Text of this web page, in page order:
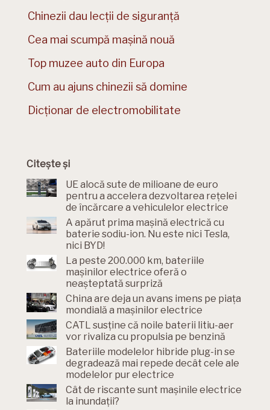
Chinezii dau lecții de siguranță
Cea mai scumpă mașină nouă
Top muzee auto din Europa
Cum au ajuns chinezii să domine
Dicționar de electromobilitate
Citește și
UE alocă sute de milioane de euro
pentru a accelera dezvoltarea rețelei
de încărcare a vehiculelor electrice
A apărut prima mașină electrică cu
baterie sodiu-ion. Nu este nici Tesla,
nici BYD!
La peste 200.000 km, bateriile
mașinilor electrice oferă o
neașteptată surpriză
China are deja un avans imens pe piața
mondială a mașinilor electrice
CATL susține că noile baterii litiu-aer
vor rivaliza cu propulsia pe benzină
Bateriile modelelor hibride plug-in se
degradează mai repede decât cele ale
modelelor pur electrice
Cât de riscante sunt mașinile electrice
la inundații?